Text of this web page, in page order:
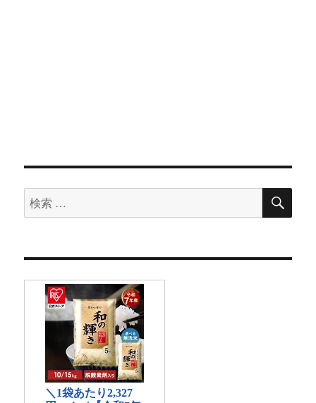
検
索
象:
検